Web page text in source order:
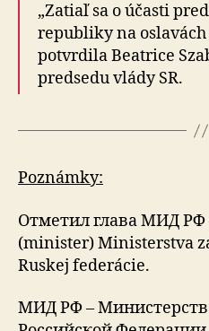
„Zatiaľ sa o účasti
republiky na
potvrdila Beatrice
predsedu vlády SR.
Poznámky:
Отметил глава МИД РФ
(minister) Ministerstva
Ruskej federácie.
МИД РФ –